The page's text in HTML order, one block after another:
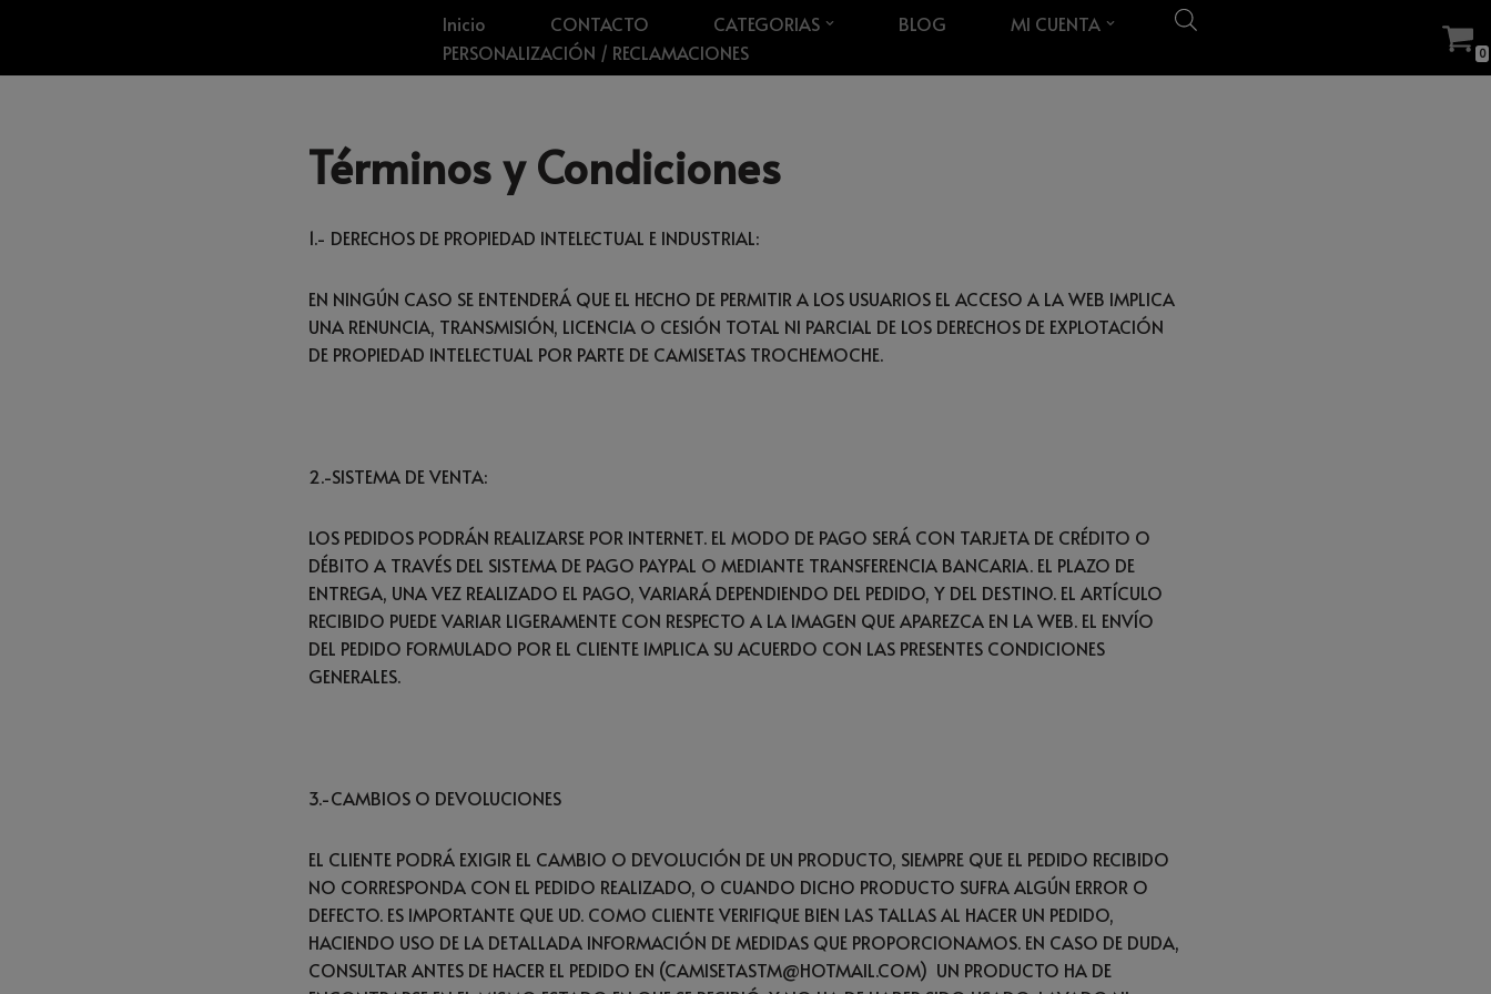
Inicio CONTACTO CATEGORIAS BLOG
MI CUENTA
PERSONALIZACIÓN / RECLAMACIONES
0
Términos y Condiciones
1.- DERECHOS DE PROPIEDAD INTELECTUAL E INDUSTRIAL:
EN NINGÚN CASO SE ENTENDERÁ QUE EL HECHO DE PERMITIR A LOS USUARIOS EL ACCESO A LA WEB IMPLICA
UNA RENUNCIA, TRANSMISIÓN, LICENCIA O CESIÓN TOTAL NI PARCIAL DE LOS DERECHOS DE EXPLOTACIÓN
DE PROPIEDAD INTELECTUAL POR PARTE DE CAMISETAS TROCHEMOCHE.
2.-SISTEMA DE VENTA:
LOS PEDIDOS PODRÁN REALIZARSE POR INTERNET. EL MODO DE PAGO SERÁ CON TARJETA DE CRÉDITO O
DÉBITO A TRAVÉS DEL SISTEMA DE PAGO PAYPAL O MEDIANTE TRANSFERENCIA BANCARIA. EL PLAZO DE
ENTREGA, UNA VEZ REALIZADO EL PAGO, VARIARÁ DEPENDIENDO DEL PEDIDO, Y DEL DESTINO. EL ARTÍCULO
RECIBIDO PUEDE VARIAR LIGERAMENTE CON RESPECTO A LA IMAGEN QUE APAREZCA EN LA WEB. EL ENVÍO
DEL PEDIDO FORMULADO POR EL CLIENTE IMPLICA SU ACUERDO CON LAS PRESENTES CONDICIONES
GENERALES.
3.-CAMBIOS O DEVOLUCIONES
EL CLIENTE PODRÁ EXIGIR EL CAMBIO O DEVOLUCIÓN DE UN PRODUCTO, SIEMPRE QUE EL PEDIDO RECIBIDO
NO CORRESPONDA CON EL PEDIDO REALIZADO, O CUANDO DICHO PRODUCTO SUFRA ALGÚN ERROR O
DEFECTO. ES IMPORTANTE QUE UD. COMO CLIENTE VERIFIQUE BIEN LAS TALLAS AL HACER UN PEDIDO,
HACIENDO USO DE LA DETALLADA INFORMACIÓN DE MEDIDAS QUE PROPORCIONAMOS. EN CASO DE DUDA,
CONSULTAR ANTES DE HACER EL PEDIDO EN (CAMISETASTM@HOTMAIL.COM) UN PRODUCTO HA DE